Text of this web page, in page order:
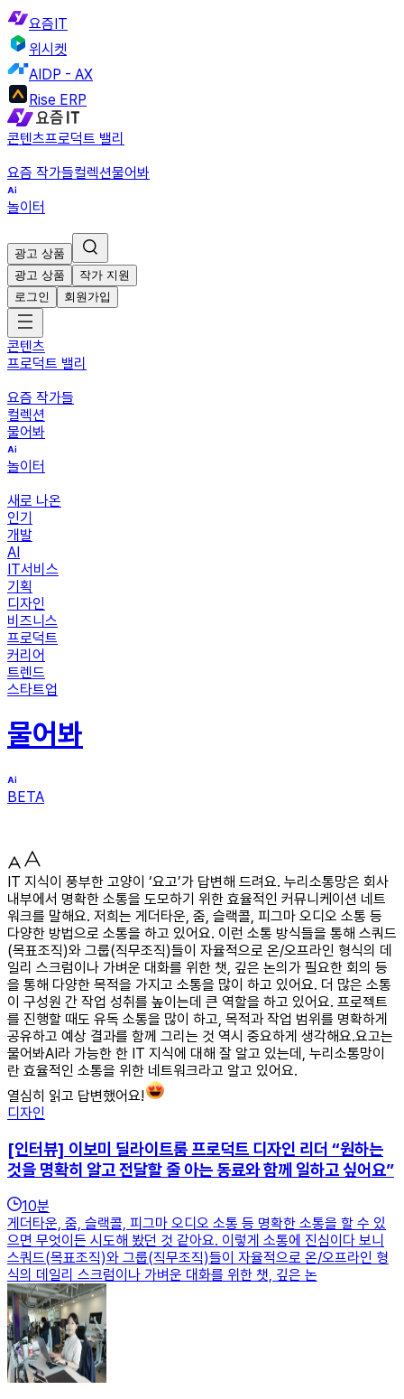
요즘IT
위시켓
AIDP - AX
Rise ERP
콘텐츠프로덕트 밸리
요즘 작가들컬렉션물어봐
놀이터
광고 상품
광고 상품
작가 지원
로그인
회원가입
콘텐츠
프로덕트 밸리
요즘 작가들
컬렉션
물어봐
놀이터
새로 나온
인기
개발
AI
IT서비스
기획
디자인
비즈니스
프로덕트
커리어
트렌드
스타트업
물어봐
BETA
IT 지식이 풍부한 고양이 ‘요고’가 답변해 드려요. 누리소통망은 회사
내부에서 명확한 소통을 도모하기 위한 효율적인 커뮤니케이션 네트
워크를 말해요. 저희는 게더타운, 줌, 슬랙콜, 피그마 오디오 소통 등
다양한 방법으로 소통을 하고 있어요. 이런 소통 방식들을 통해 스쿼드
(목표조직)와 그룹(직무조직)들이 자율적으로 온/오프라인 형식의 데
일리 스크럼이나 가벼운 대화를 위한 챗, 깊은 논의가 필요한 회의 등
을 통해 다양한 목적을 가지고 소통을 많이 하고 있어요. 더 많은 소통
이 구성원 간 작업 성취를 높이는데 큰 역할을 하고 있어요. 프로젝트
를 진행할 때도 유독 소통을 많이 하고, 목적과 작업 범위를 명확하게
공유하고 예상 결과를 함께 그리는 것 역시 중요하게 생각해요.요고는
물어봐AI라 가능한 한 IT 지식에 대해 잘 알고 있는데, 누리소통망이
란 효율적인 소통을 위한 네트워크라고 알고 있어요.
열심히 읽고 답변했어요!
디자인
[인터뷰] 이보미 딜라이트룸 프로덕트 디자인 리더 “원하는
것을 명확히 알고 전달할 줄 아는 동료와 함께 일하고 싶어요”
10분
게더타운, 줌, 슬랙콜, 피그마 오디오 소통 등 명확한 소통을 할 수 있
으면 무엇이든 시도해 봤던 것 같아요. 이렇게 소통에 진심이다 보니
스쿼드(목표조직)와 그룹(직무조직)들이 자율적으로 온/오프라인 형
식의 데일리 스크럼이나 가벼운 대화를 위한 챗, 깊은 논